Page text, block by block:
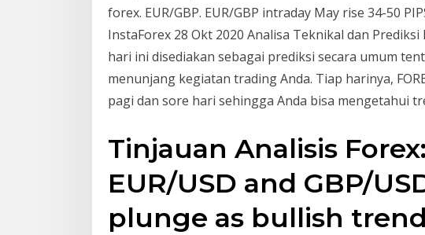
forex. EUR/GBP. EUR/GBP intraday May rise 34-50
InstaForex 28 Okt 2020 Analisa Teknikal dan
hari ini disediakan sebagai prediksi secara umum
menunjang kegiatan trading Anda. Tiap harinya,
pagi dan sore hari sehingga Anda bisa mengetahui
Tinjauan Analisis
EUR/USD and GBP/
plunge as bullish